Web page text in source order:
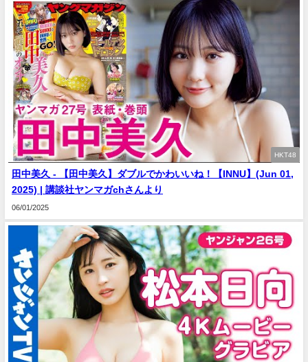
HKT48
田中美久 - 【田中美久】ダブルでかわいいね！【INNU】(Jun 01,
2025) | 講談社ヤンマガchさんより
06/01/2025